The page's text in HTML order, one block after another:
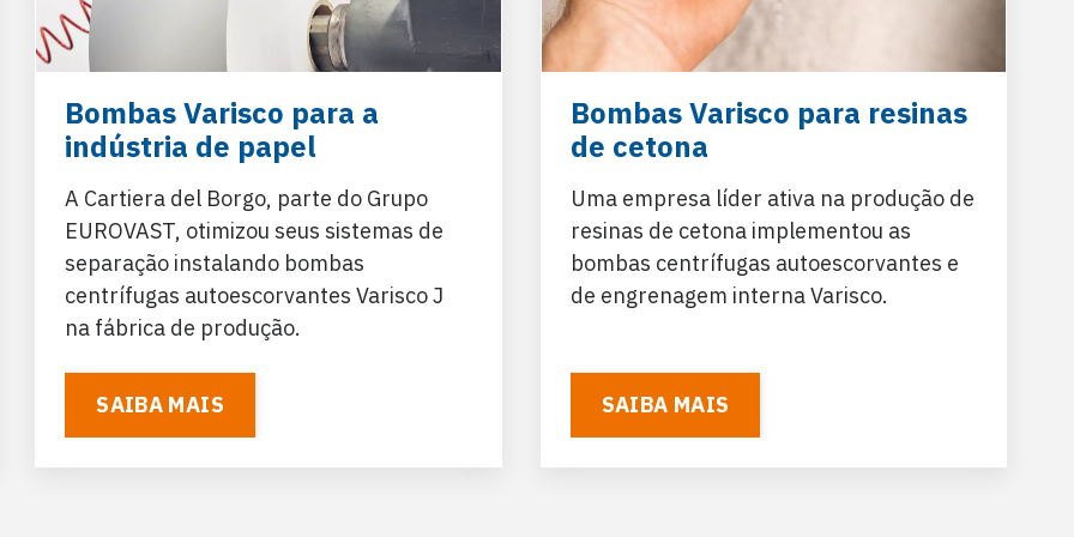
Bombas Varisco para a
indústria de papel
A Cartiera del Borgo, parte do Grupo
EUROVAST, otimizou seus sistemas de
separação instalando bombas
centrífugas autoescorvantes Varisco J
na fábrica de produção.
SAIBA MAIS
Bombas Varisco para resinas
de cetona
Uma empresa líder ativa na produção de
resinas de cetona implementou as
bombas centrífugas autoescorvantes e
de engrenagem interna Varisco.
SAIBA MAIS